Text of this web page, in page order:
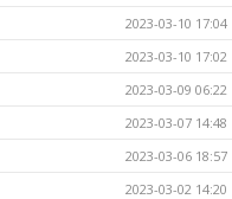
2023-03-10 17:04
2023-03-10 17:02
2023-03-09 06:22
2023-03-07 14:48
2023-03-06 18:57
2023-03-02 14:20